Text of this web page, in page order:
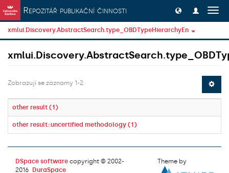
Přeskočit na obsah
Repozitář publikační činnosti
xmlui.Discovery.AbstractSearch.type_OBDTypeHierarchyEn
Zobrazují se záznamy 1-2
other result (1)
other result::uncertified methodology (1)
DSpace software copyright © 2002-
2016
DuraSpace
Theme by